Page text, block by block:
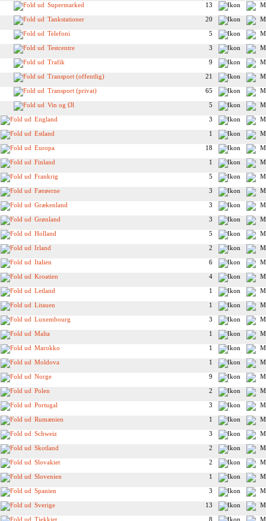
Supermarked
13
Tankstationer
20
Telefoni
5
Testcentre
3
Trafik
9
Transport (offentlig)
21
Transport (privat)
65
Vin og Øl
5
England
3
Estland
1
Europa
18
Finland
1
Frankrig
5
Færøerne
3
Grækenland
3
Grønland
3
Holland
5
Irland
2
Italien
6
Kroatien
4
Letland
1
Litauen
1
Luxembourg
3
Malta
1
Marokko
1
Moldova
1
Norge
9
Polen
2
Portugal
3
Rumænien
1
Schweiz
3
Skotland
2
Slovakiet
2
Slovenien
1
Spanien
3
Sverige
13
Tjekkiet
8